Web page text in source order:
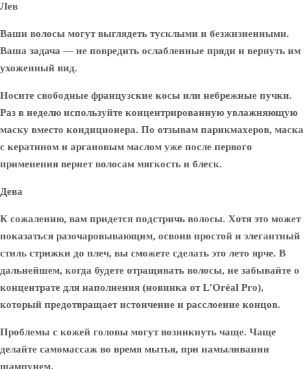
Лев
Ваши волосы могут выглядеть тусклыми и безжизненными.
Ваша задача — не повредить ослабленные пряди и вернуть им
ухоженный вид.
Носите свободные французские косы или небрежные пучки.
Раз в неделю используйте концентрированную увлажняющую
маску вместо кондиционера. По отзывам парикмахеров, маска
с кератином и аргановым маслом уже после первого
применения вернет волосам мягкость и блеск.
Дева
К сожалению, вам придется подстричь волосы. Хотя это может
показаться разочаровывающим, освоив простой и элегантный
стиль стрижки до плеч, вы сможете сделать это лето ярче. В
дальнейшем, когда будете отращивать волосы, не забывайте о
концентрате для наполнения (новинка от L’Oréal Pro),
который предотвращает истончение и расслоение концов.
Проблемы с кожей головы могут возникнуть чаще. Чаще
делайте самомассаж во время мытья, при намыливании
шампунем.